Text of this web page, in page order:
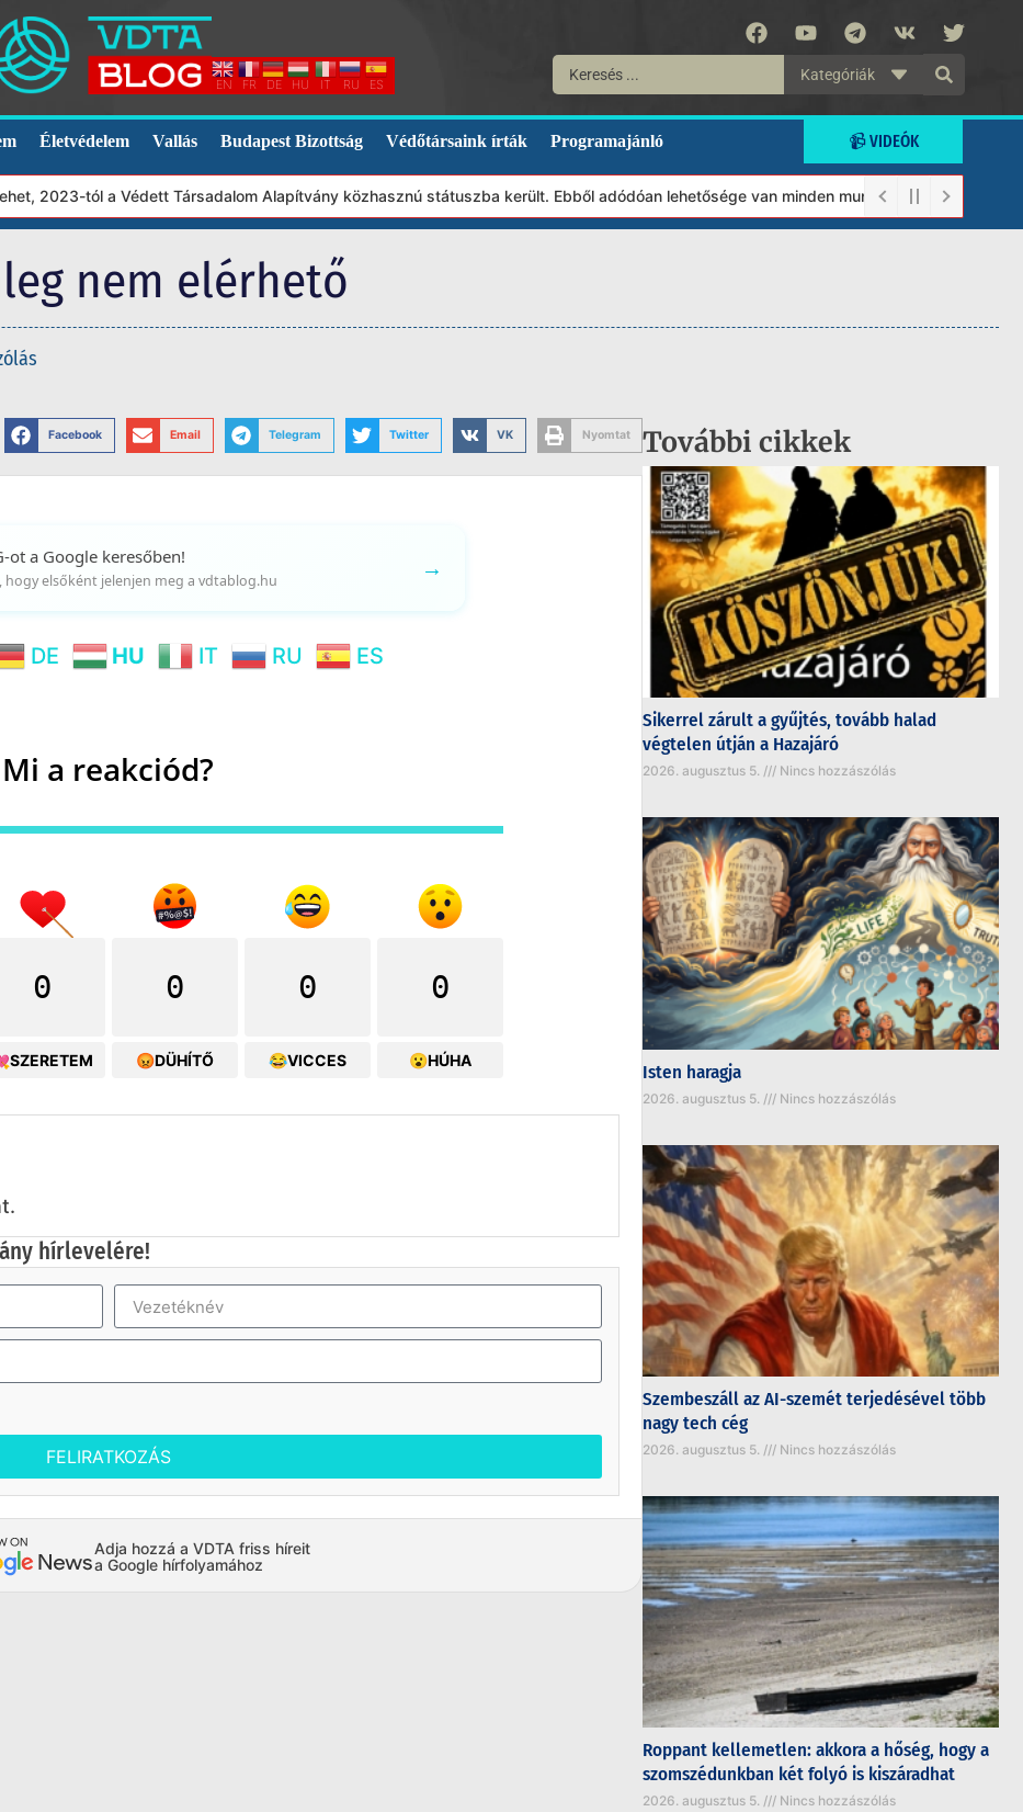
EN FR DE HU IT RU ES
Kategóriák
Életvédelem Vallás Budapest Bizottság Védőtársaink írták Programajánló 📹 VIDEÓK
tól a Védett Társadalom Alapítvány közhasznú státuszba került. Ebből adódóan lehetősége van minden munkánkat segíteni
nem elérhető
Facebook Email Telegram Twitter VK Nyomtat
ot a Google keresőben!
hogy elsőként jelenjen meg a vdtablog.hu →
DE HU IT RU ES
Mi a reakciód?
0 0
😡DÜHÍTŐ
0
😂VICCES
0
😮HÚHA
hírlevelére!
FELIRATKOZÁS
Adja hozzá a VDTA friss híreit
a Google hírfolyamához
További cikkek
Sikerrel zárult a gyűjtés, tovább halad
végtelen útján a Hazajáró
2026. augusztus 5. Nincs hozzászólás
Isten haragja
2026. augusztus 5. Nincs hozzászólás
Szembeszáll az AI-szemét terjedésével több
nagy tech cég
2026. augusztus 5. Nincs hozzászólás
Roppant kellemetlen: akkora a hőség, hogy a
szomszédunkban két folyó is kiszáradhat
2026. augusztus 5. Nincs hozzászólás